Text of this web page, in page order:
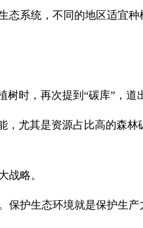
态系统，不同的地区适宜
时，再次提到“碳库”，道
，尤其是资源占比高的森
战略。
保护生态环境就是保护生